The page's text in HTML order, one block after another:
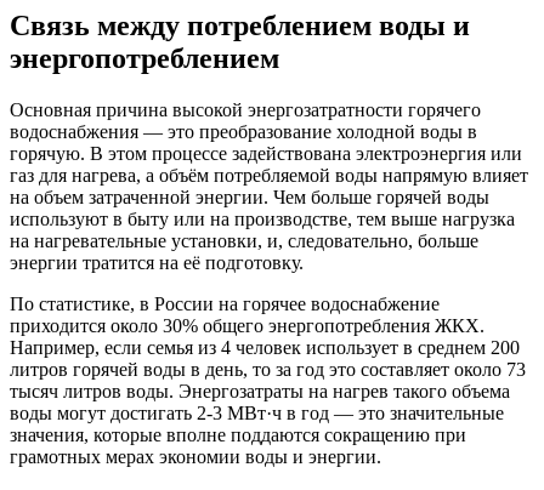
Связь между потреблением воды и
энергопотреблением
Основная причина высокой энергозатратности горячего
водоснабжения — это преобразование холодной воды в
горячую. В этом процессе задействована электроэнергия или
газ для нагрева, а объём потребляемой воды напрямую влияет
на объем затраченной энергии. Чем больше горячей воды
используют в быту или на производстве, тем выше нагрузка
на нагревательные установки, и, следовательно, больше
энергии тратится на её подготовку.
По статистике, в России на горячее водоснабжение
приходится около 30% общего энергопотребления ЖКХ.
Например, если семья из 4 человек использует в среднем 200
литров горячей воды в день, то за год это составляет около 73
тысяч литров воды. Энергозатраты на нагрев такого объема
воды могут достигать 2-3 МВт·ч в год — это значительные
значения, которые вполне поддаются сокращению при
грамотных мерах экономии воды и энергии.